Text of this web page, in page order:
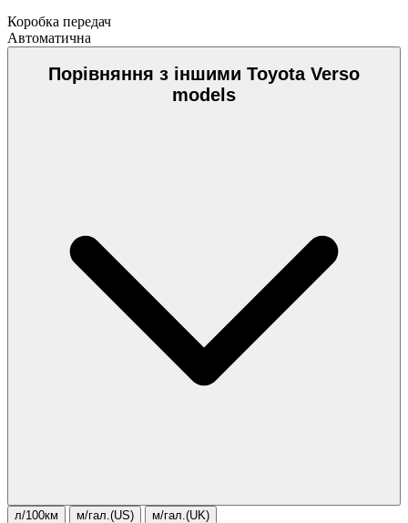
Коробка передач
Автоматична
Порівняння з іншими Toyota Verso
models
л/100км м/гал.(US) м/гал.(UK)